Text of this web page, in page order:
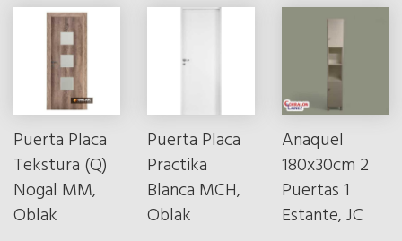
Puerta Placa
Tekstura (Q)
Nogal MM,
Oblak
Puerta Placa
Practika
Blanca MCH,
Oblak
Anaquel
180x30cm 2
Puertas 1
Estante, JC